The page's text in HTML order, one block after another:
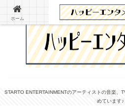
STARTO ENTERTAINMENTのアーティストの音楽、
めています♪
ホーム